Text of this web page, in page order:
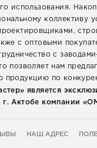
использования.
коллективу
с оптовыми
с
позволяет нам
продукцию по
является
г. Актобе компании
НАШ АДРЕС